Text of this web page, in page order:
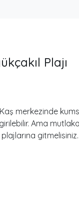
Plajı
merkezinde
Ama mutlaka
gitmelisiniz.